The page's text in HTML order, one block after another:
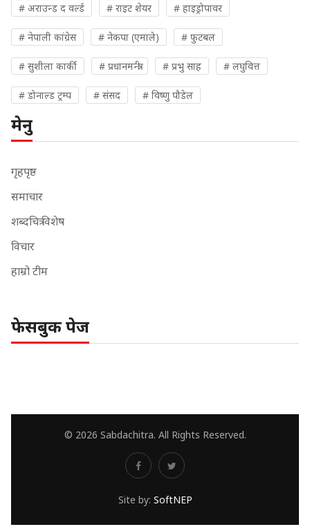
# अराउन्ड द वर्ल्ड # राइट शेयर # हाइड्रोपावर
# नेपाली कांग्रेस # नेकपा (एमाले) # फुटबल
# सुशीला कार्की # प्रधानमन्त्री # प्रभु साह # लघुवित्त
# डोनाल्ड ट्रम्प # संसद # विष्णु पौडेल
मेनु
गृहपृष्ठ
समाचार
शब्दचित्र विशेष
विचार
हाम्रो टीम
फेसबुक पेज
© 2026 Sabdachitra. All Rights Reserved.
Site by: SoftNEP